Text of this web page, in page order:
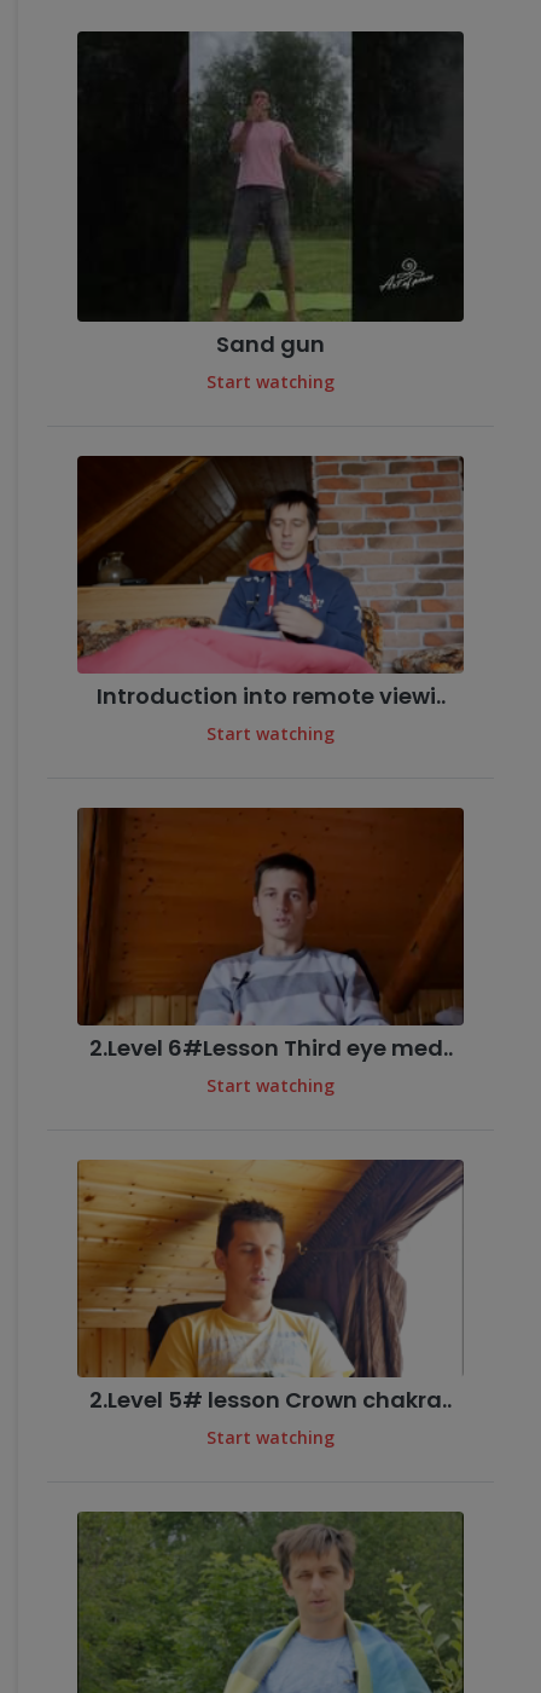
Sand gun
Start watching
Introduction into remote viewi..
Start watching
2.Level 6#Lesson Third eye med..
Start watching
2.Level 5# lesson Crown chakra..
Start watching